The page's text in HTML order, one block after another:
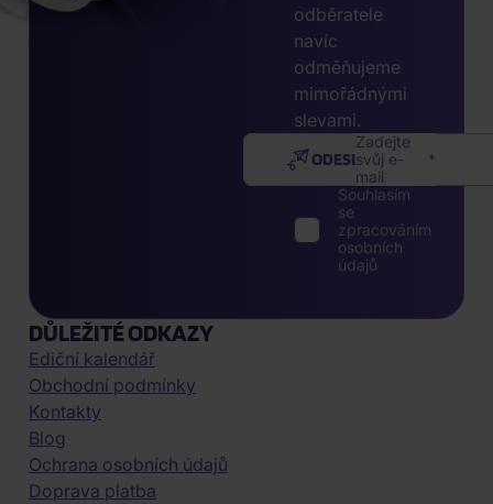
odběratele
navíc
odměňujeme
mimořádnými
slevami.
Zadejte
svůj e-
mail
ODESLAT
Souhlasím
se
zpracováním
osobních
údajů
DŮLEŽITÉ ODKAZY
Ediční kalendář
Obchodní podmínky
Kontakty
Blog
Ochrana osobních údajů
Doprava platba